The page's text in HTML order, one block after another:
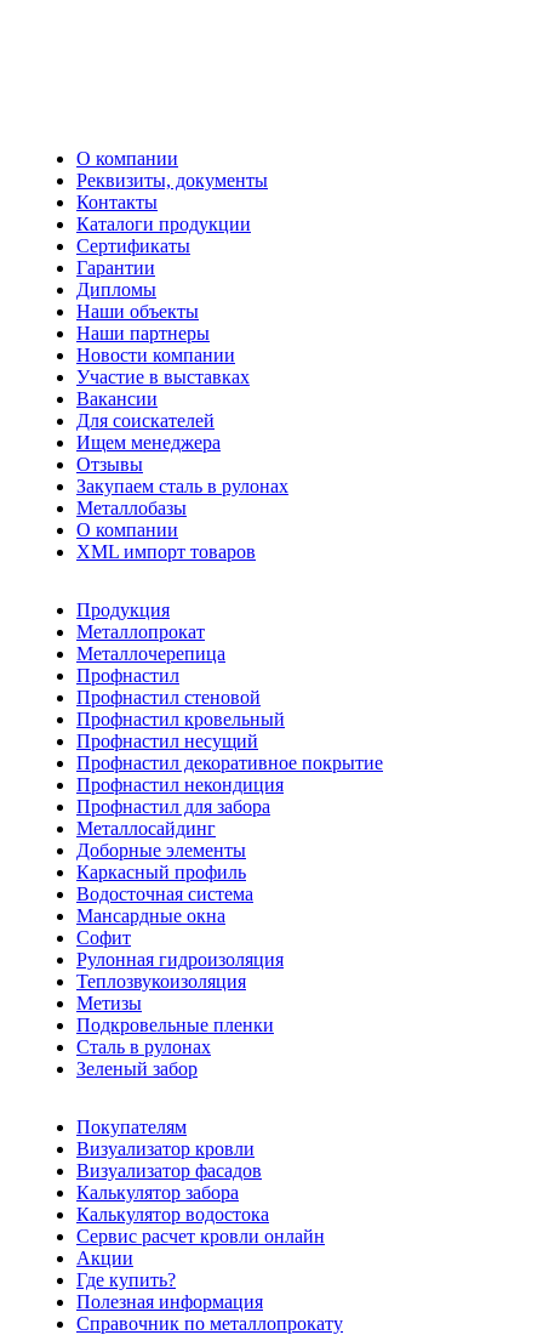
О компании
Реквизиты, документы
Контакты
Каталоги продукции
Сертификаты
Гарантии
Дипломы
Наши объекты
Наши партнеры
Новости компании
Участие в выставках
Вакансии
Для соискателей
Ищем менеджера
Отзывы
Закупаем сталь в рулонах
Металлобазы
О компании
XML импорт товаров
Продукция
Металлопрокат
Металлочерепица
Профнастил
Профнастил стеновой
Профнастил кровельный
Профнастил несущий
Профнастил декоративное покрытие
Профнастил некондиция
Профнастил для забора
Металлосайдинг
Доборные элементы
Каркасный профиль
Водосточная система
Мансардные окна
Софит
Рулонная гидроизоляция
Теплозвукоизоляция
Метизы
Подкровельные пленки
Сталь в рулонах
Зеленый забор
Покупателям
Визуализатор кровли
Визуализатор фасадов
Калькулятор забора
Калькулятор водостока
Сервис расчет кровли онлайн
Акции
Где купить?
Полезная информация
Справочник по металлопрокату